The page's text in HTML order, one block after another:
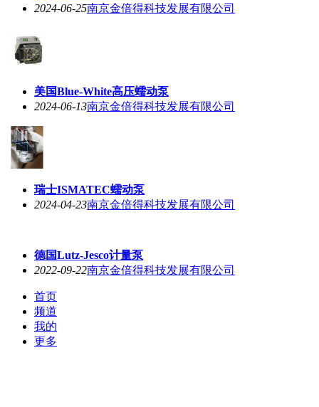
2024-06-25南京金倍得科技发展有限公司
美国Blue-White高压蠕动泵
2024-06-13南京金倍得科技发展有限公司
瑞士ISMATEC蠕动泵
2024-04-23南京金倍得科技发展有限公司
2022-09-22
首页
频道